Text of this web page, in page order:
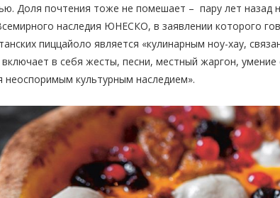
Доля почтения тоже не помешает – пару лет назад
наследия ЮНЕСКО, в заявлении которого
пиццайоло является «кулинарным ноу-хау,
в себя жесты, песни, местный жаргон,
неоспоримым культурным наследием».